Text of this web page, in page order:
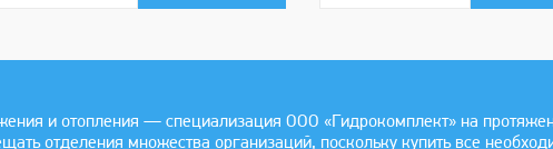
и отопления — специализация ООО «Гидрокомплект» на
отделения множества организаций, поскольку купить все